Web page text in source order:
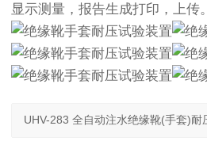
显示测量，报告生成打印，上传。